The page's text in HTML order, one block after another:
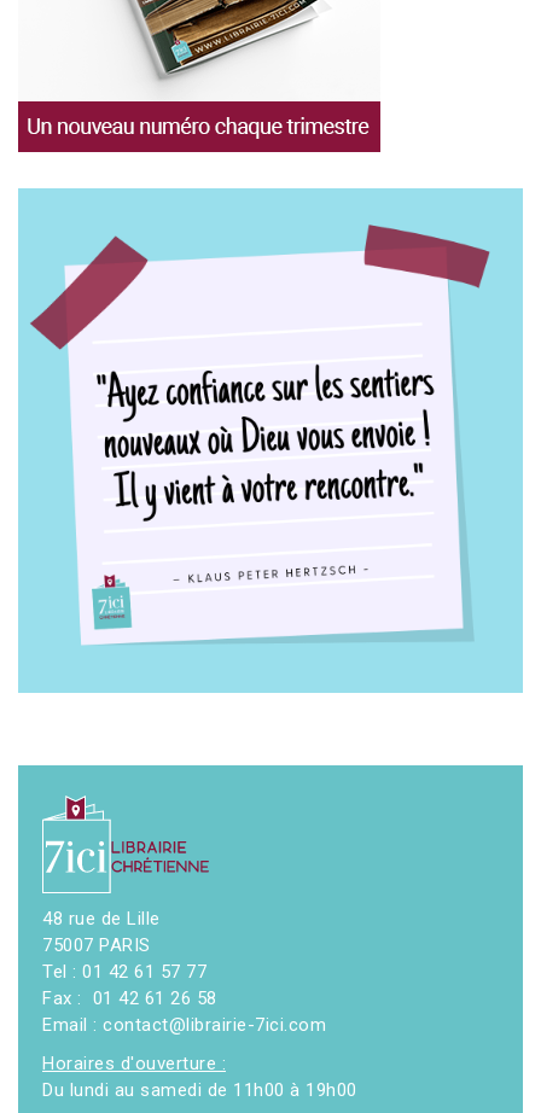
48 rue de Lille
75007 PARIS
Tel : 01 42 61 57 77
Fax : 01 42 61 26 58
Email : contact@librairie-7ici.com
Horaires d'ouverture :
Du lundi au samedi de 11h00 à 19h00